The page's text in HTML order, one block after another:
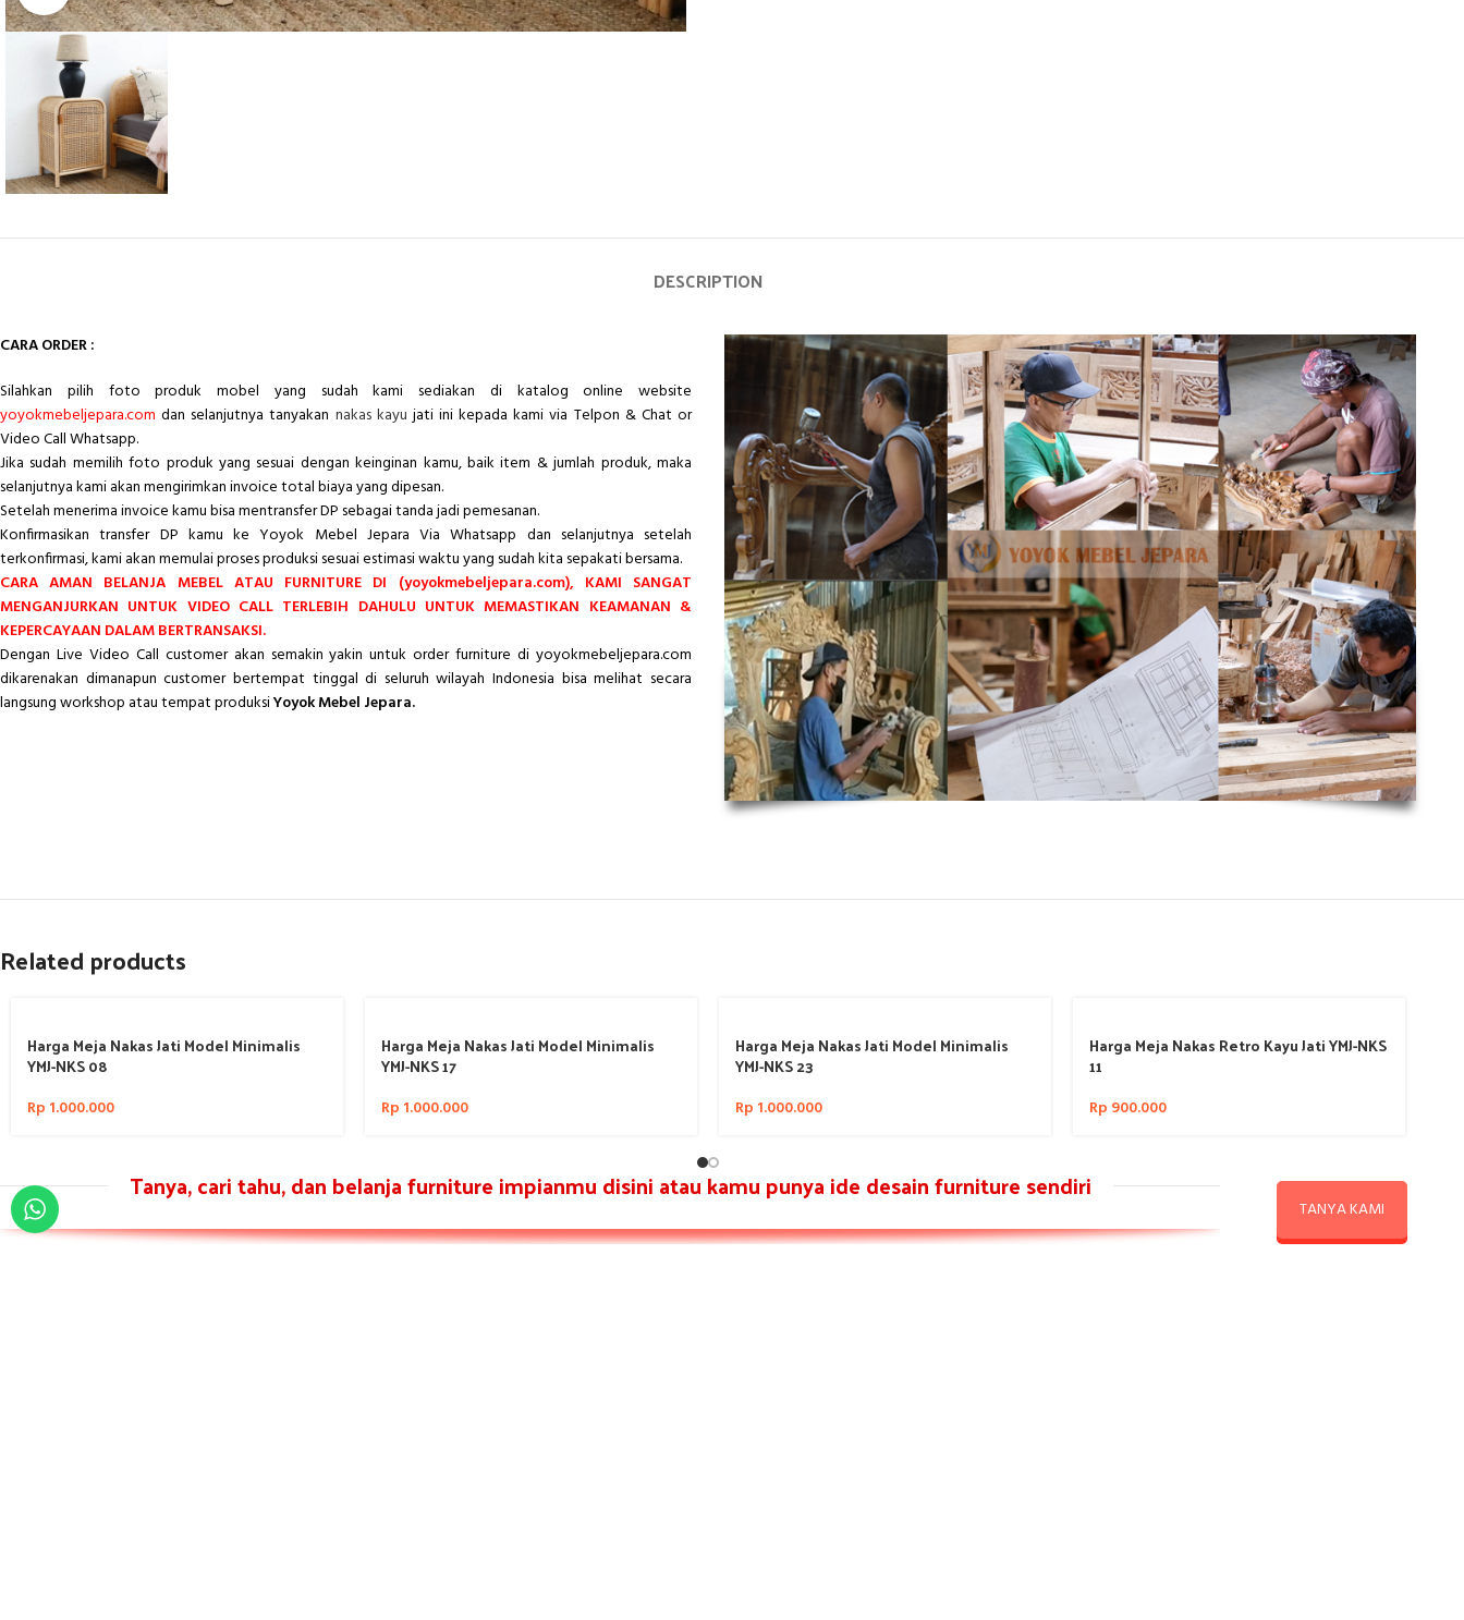
DESCRIPTION
CARA ORDER :
Silahkan pilih foto produk mobel yang sudah kami sediakan di katalog online website
yoyokmebeljepara.com dan selanjutnya tanyakan nakas kayu jati ini kepada kami via Telpon & Chat or
Video Call Whatsapp.
Jika sudah memilih foto produk yang sesuai dengan keinginan kamu, baik item & jumlah produk, maka
selanjutnya kami akan mengirimkan invoice total biaya yang dipesan.
Setelah menerima invoice kamu bisa mentransfer DP sebagai tanda jadi pemesanan.
Konfirmasikan transfer DP kamu ke Yoyok Mebel Jepara Via Whatsapp dan selanjutnya setelah
terkonfirmasi, kami akan memulai proses produksi sesuai estimasi waktu yang sudah kita sepakati bersama.
CARA AMAN BELANJA MEBEL ATAU FURNITURE DI (yoyokmebeljepara.com), KAMI SANGAT
MENGANJURKAN UNTUK VIDEO CALL TERLEBIH DAHULU UNTUK MEMASTIKAN KEAMANAN &
KEPERCAYAAN DALAM BERTRANSAKSI.
Dengan Live Video Call customer akan semakin yakin untuk order furniture di yoyokmebeljepara.com
dikarenakan dimanapun customer bertempat tinggal di seluruh wilayah Indonesia bisa melihat secara
langsung workshop atau tempat produksiYoyok Mebel Jepara.
Related products
Harga Meja Nakas Jati Model Minimalis
YMJ-NKS 08
Rp 1.000.000
Harga Meja Nakas Jati Model Minimalis
YMJ-NKS 17
Rp 1.000.000
Harga Meja Nakas Jati Model Minimalis
YMJ-NKS 23
Rp 1.000.000
Harga Meja Nakas Retro Kayu Jati YMJ-NKS
11
Rp 900.000
Tanya, cari tahu, dan belanja furniture impianmu disini atau kamu punya ide desain furniture sendiri
TANYA KAMI